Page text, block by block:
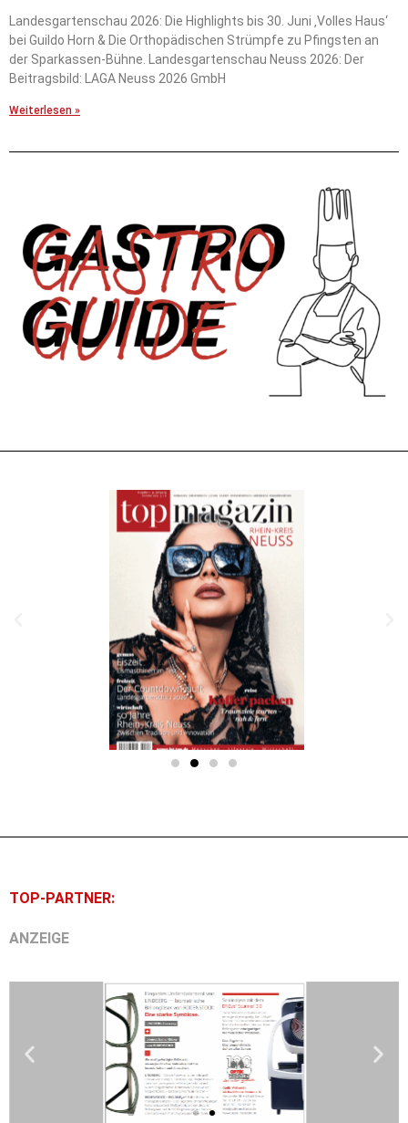
Landesgartenschau 2026: Die Highlights bis 30. Juni ‚Volles Haus‘
bei Guildo Horn & Die Orthopädischen Strümpfe zu Pfingsten an
der Sparkassen-Bühne. Landesgartenschau Neuss 2026: Der
Beitragsbild: LAGA Neuss 2026 GmbH
Weiterlesen »
TOP-PARTNER:
ANZEIGE